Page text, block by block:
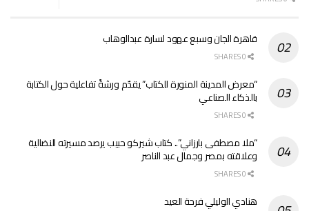
قاهرة الجان وسبع عهود لسارة عبدالوهاب
“معرض المدينة المنورة للكتاب” يقدّم ورشةً تفاعلية حول الكتابة
بالذكاء الصناعي
“ملا مصطفى بارزاني”.. كتاب شيركو حبيب يرصد مسيرته النضالية
وعلاقته بمصر وجمال عبد الناصر
هنادي الوليلي فرحة العيد